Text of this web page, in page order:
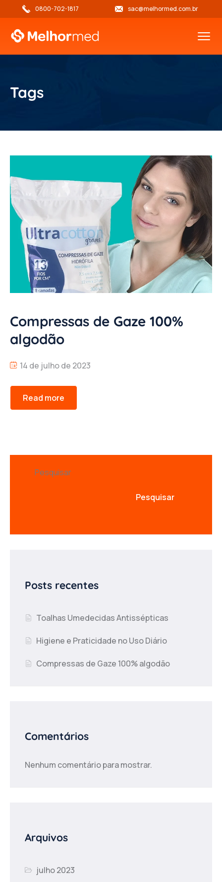
0800-702-1817 sac@melhormed.com.br
Tags
Compressas de Gaze 100%
algodão
14 de julho de 2023
Read more
Pesquisar
Pesquisar
Posts recentes
Toalhas Umedecidas Antissépticas
Higiene e Praticidade no Uso Diário
Compressas de Gaze 100% algodão
Comentários
Nenhum comentário para mostrar.
Arquivos
julho 2023